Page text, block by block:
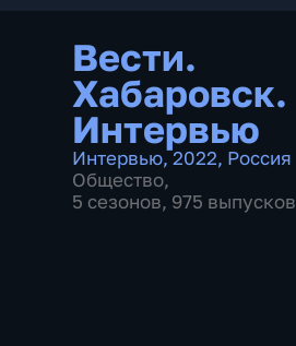
Вести.
Хабаровск.
Интервью
Интервью,2022, Россия
Общество,
5 сезонов, 975 выпусков